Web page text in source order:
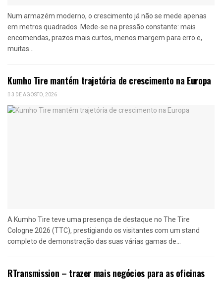
Num armazém moderno, o crescimento já não se mede apenas
em metros quadrados. Mede-se na pressão constante: mais
encomendas, prazos mais curtos, menos margem para erro e,
muitas...
Kumho Tire mantém trajetória de crescimento na Europa
3 DE AGOSTO, 2026
A Kumho Tire teve uma presença de destaque no The Tire
Cologne 2026 (TTC), prestigiando os visitantes com um stand
completo de demonstração das suas várias gamas de...
RTransmission – trazer mais negócios para as oficinas